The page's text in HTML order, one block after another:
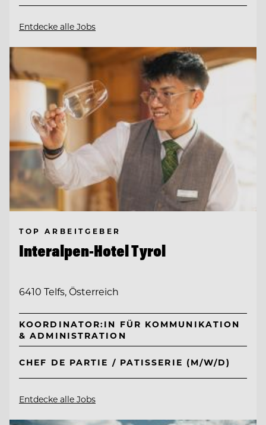
Entdecke alle Jobs
TOP ARBEITGEBER
Interalpen-Hotel Tyrol
6410 Telfs, Österreich
KOORDINATOR:IN FÜR KOMMUNIKATION
& ADMINISTRATION
CHEF DE PARTIE / PATISSERIE (M/W/D)
Entdecke alle Jobs